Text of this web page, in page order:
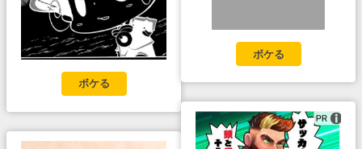
ボケる
ボケる